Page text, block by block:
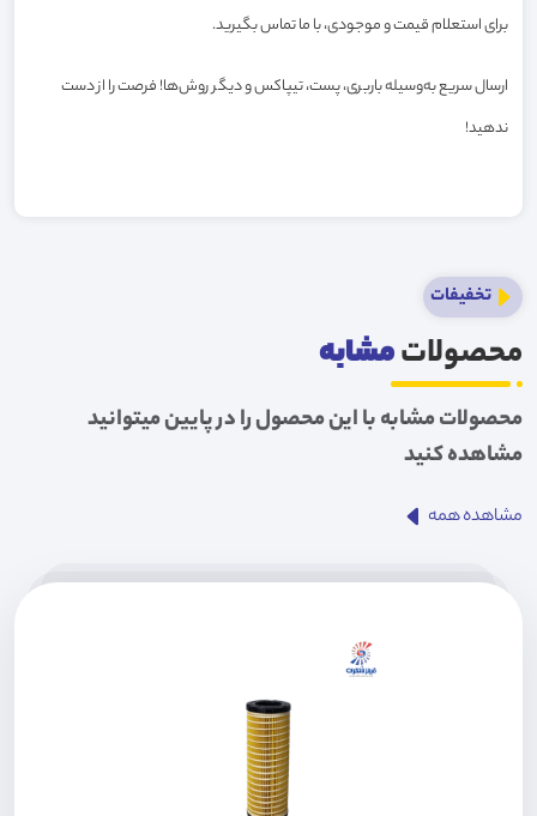
برای استعلام قیمت و موجودی، با ما تماس بگیرید.
ارسال سریع به‌وسیله باربری، پست، تیپاکس و دیگر روش‌ها! فرصت را از دست
ندهید!
تخفیفات
محصولاتمشابه
محصولات مشابه با این محصول را در پایین میتوانید
مشاهده کنید
مشاهده همه